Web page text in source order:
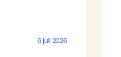
6 juli 2026